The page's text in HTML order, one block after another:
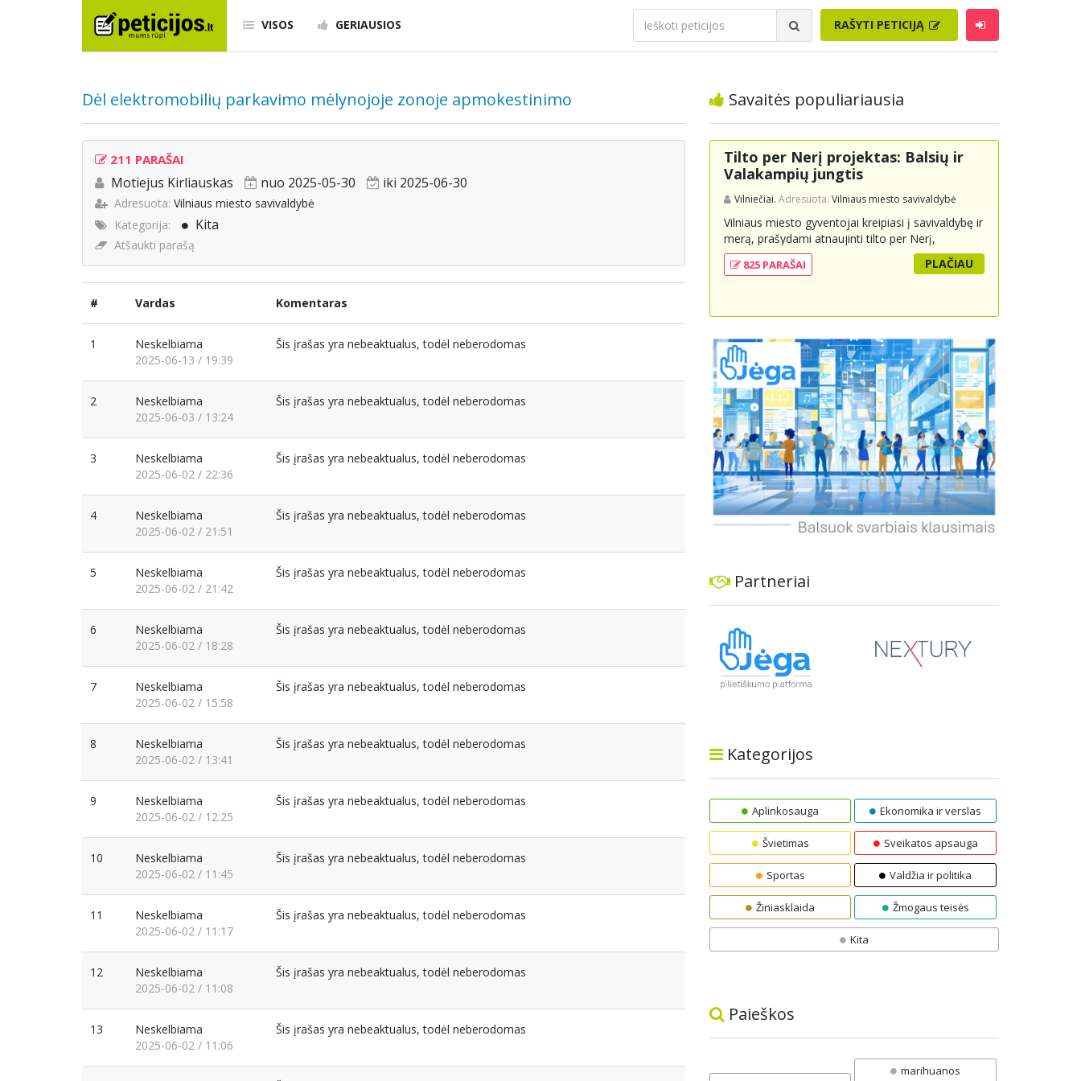
VISOS GERIAUSIOS RAŠYTI PETICIJĄ
Dėl elektromobilių parkavimo mėlynojoje zonoje apmokestinimo
211 PARAŠAI
Motiejus Kirliauskas nuo 2025-05-30 iki 2025-06-30
Adresuota: Vilniaus miesto savivaldybė
Kategorija:
Kita
Atšaukti parašą
# Vardas Komentaras
1
Neskelbiama
2025-06-13 / 19:39
Šis įrašas yra nebeaktualus, todėl neberodomas
2
Neskelbiama
2025-06-03 / 13:24
Šis įrašas yra nebeaktualus, todėl neberodomas
3
Neskelbiama
2025-06-02 / 22:36
Šis įrašas yra nebeaktualus, todėl neberodomas
4
Neskelbiama
2025-06-02 / 21:51
Šis įrašas yra nebeaktualus, todėl neberodomas
5
Neskelbiama
2025-06-02 / 21:42
Šis įrašas yra nebeaktualus, todėl neberodomas
6
Neskelbiama
2025-06-02 / 18:28
Šis įrašas yra nebeaktualus, todėl neberodomas
7
Neskelbiama
2025-06-02 / 15:58
Šis įrašas yra nebeaktualus, todėl neberodomas
8
Neskelbiama
2025-06-02 / 13:41
Šis įrašas yra nebeaktualus, todėl neberodomas
9
Neskelbiama
2025-06-02 / 12:25
Šis įrašas yra nebeaktualus, todėl neberodomas
10
Neskelbiama
2025-06-02 / 11:45
Šis įrašas yra nebeaktualus, todėl neberodomas
11
Neskelbiama
2025-06-02 / 11:17
Šis įrašas yra nebeaktualus, todėl neberodomas
12
Neskelbiama
2025-06-02 / 11:08
Šis įrašas yra nebeaktualus, todėl neberodomas
13
Neskelbiama
2025-06-02 / 11:06
Šis įrašas yra nebeaktualus, todėl neberodomas
Savaitės populiariausia
Tilto per Nerį projektas: Balsių ir
Valakampių jungtis
Vilniečiai. Adresuota: Vilniaus miesto savivaldybė
Vilniaus miesto gyventojai kreipiasi į savivaldybę ir
merą, prašydami atnaujinti tilto per Nerį,
jungiančio Balsių ir Valakampių kryptis, projektą ir
įtraukti jį į miesto strateginius susisiekimo planus.
plėtrą bei darnų judumą, suteikdamas daugiau
susisiekimo galimybių tiek automobiliams, tiek
viešajam transportui, pėstiesiems ir
dviratininkams. Gyventojai ragina atlikti techninę,
ekonominę ir transporto analizę, organizuoti
viešas konsultacijas ir integruoti projektą į
ilgalaikius miesto planus, siekiant užtikrinti
transporto sistemos patikimumą ir prisitaikymą
prie sparčiai augančio miesto poreikių.
825 PARAŠAI PLAČIAU
Partneriai
Kategorijos
Aplinkosauga Ekonomika ir verslas
Švietimas Sveikatos apsauga
Sportas Valdžia ir politika
Žiniasklaida Žmogaus teisės
Kita
Paieškos
marihuanos